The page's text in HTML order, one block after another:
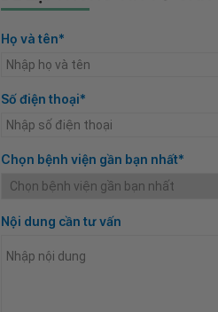
Họ và tên*
Số điện thoại*
Chọn bệnh viện gần bạn nhất*
Nội dung cần tư vấn